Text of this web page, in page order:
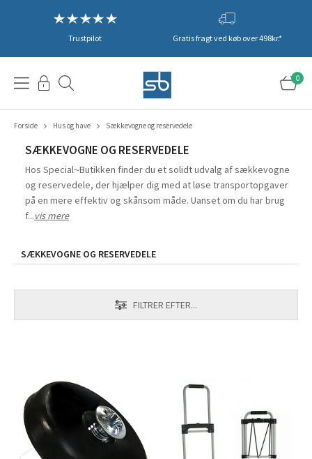
Trustpilot Gratis fragt ved køb over 498kr.*
0
Forside Hus og have Sækkevogne og reservedele
SÆKKEVOGNE OG RESERVEDELE
Hos Special~Butikken finder du et solidt udvalg af sækkevogne
og reservedele, der hjælper dig med at løse transportopgaver
på en mere effektiv og skånsom måde. Uanset om du har brug
f...vis mere
SÆKKEVOGNE OG RESERVEDELE
FILTRER EFTER...